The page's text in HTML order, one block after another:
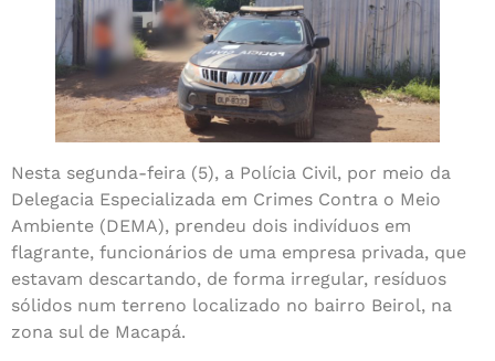
Nesta segunda-feira (5), a Polícia Civil, por meio da
Delegacia Especializada em Crimes Contra o Meio
Ambiente (DEMA), prendeu dois indivíduos em
flagrante, funcionários de uma empresa privada, que
estavam descartando, de forma irregular, resíduos
sólidos num terreno localizado no bairro Beirol, na
zona sul de Macapá.